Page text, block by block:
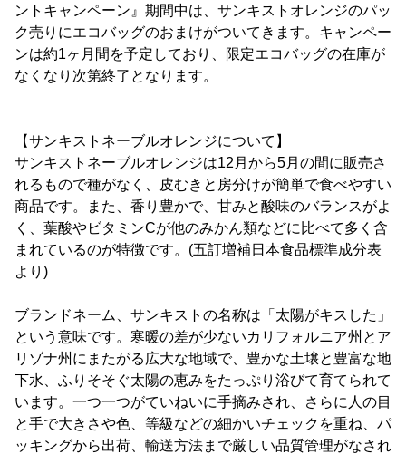
ントキャンペーン』期間中は、サンキストオレンジのパッ
ク売りにエコバッグのおまけがついてきます。キャンペー
ンは約1ヶ月間を予定しており、限定エコバッグの在庫が
なくなり次第終了となります。
【サンキストネーブルオレンジについて】
サンキストネーブルオレンジは12月から5月の間に販売さ
れるもので種がなく、皮むきと房分けが簡単で食べやすい
商品です。また、香り豊かで、甘みと酸味のバランスがよ
く、葉酸やビタミンCが他のみかん類などに比べて多く含
まれているのが特徴です。(五訂増補日本食品標準成分表
より)
ブランドネーム、サンキストの名称は「太陽がキスした」
という意味です。寒暖の差が少ないカリフォルニア州とア
リゾナ州にまたがる広大な地域で、豊かな土壌と豊富な地
下水、ふりそそぐ太陽の恵みをたっぷり浴びて育てられて
います。一つ一つがていねいに手摘みされ、さらに人の目
と手で大きさや色、等級などの細かいチェックを重ね、パ
ッキングから出荷、輸送方法まで厳しい品質管理がなされ